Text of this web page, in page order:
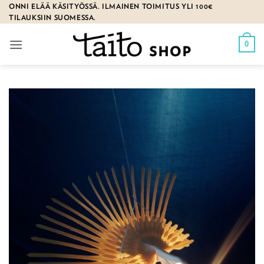
Skip
to
ONNI ELÄÄ KÄSITYÖSSÄ. ILMAINEN TOIMITUS YLI 100€
TILAUKSIIN SUOMESSA.
0